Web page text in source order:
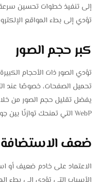
إلى تنفيذ خطوات تحسين
تؤدي إلى بطء المواقع
كبر حجم الصور
تؤدي الصور ذات الأحجام
تحميل الصفحات، خصوصًا عند
يفضل تقليل حجم الصور من
WebP التي تمنحك توازنًا بين جودة الصورة وسرعة التحميل.
ضعف الاستضافة
الاعتماد على خادم ضعيف أو